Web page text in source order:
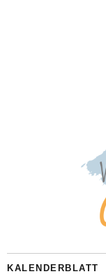
KALENDERBLATT